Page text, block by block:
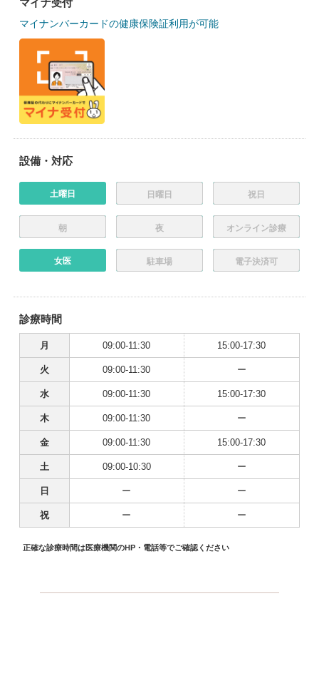
マイナ受付
マイナンバーカードの健康保険証利用が可能
設備・対応
土曜日 日曜日 祝日
朝 夜 オンライン診療
女医 駐車場 電子決済可
診療時間
月 09:00-11:30 15:00-17:30
火 09:00-11:30 ー
水 09:00-11:30 15:00-17:30
木 09:00-11:30 ー
金 09:00-11:30 15:00-17:30
土 09:00-10:30 ー
日 ー ー
祝 ー ー
正確な診療時間は医療機関のHP・電話等でご確認ください